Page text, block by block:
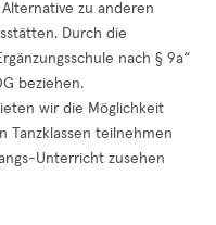
zu anderen
Durch die
nach § 9a“
beziehen.
wir die Möglichkeit
Tanzklassen teilnehmen
Unterricht zusehen